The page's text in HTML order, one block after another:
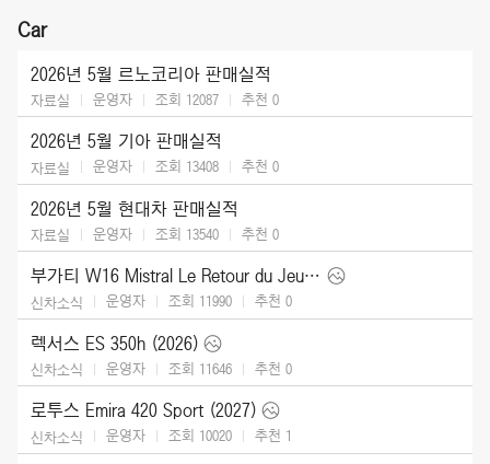
Car
2026년 5월 르노코리아 판매실적
자료실 운영자 조회 12087 추천 0
2026년 5월 기아 판매실적
자료실 운영자 조회 13408 추천 0
2026년 5월 현대차 판매실적
자료실 운영자 조회 13540 추천 0
부가티 W16 Mistral Le Retour du Jeune Prince (2026)
신차소식 운영자 조회 11990 추천 0
렉서스 ES 350h (2026)
신차소식 운영자 조회 11646 추천 0
로투스 Emira 420 Sport (2027)
신차소식 운영자 조회 10020 추천 1